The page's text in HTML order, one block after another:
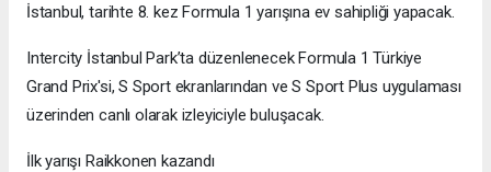
İstanbul, tarihte 8. kez Formula 1 yarışına ev sahipliği yapacak.
Intercity İstanbul Park’ta düzenlenecek Formula 1 Türkiye
Grand Prix'si, S Sport ekranlarından ve S Sport Plus uygulaması
üzerinden canlı olarak izleyiciyle buluşacak.
İlk yarışı Raikkonen kazandı